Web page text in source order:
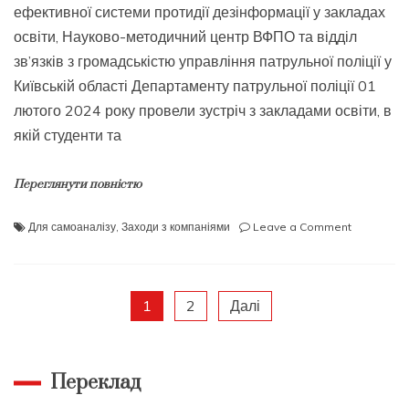
ефективної системи протидії дезінформації у закладах
освіти, Науково-методичний центр ВФПО та відділ
зв’язків з громадськістю управління патрульної поліції у
Київській області Департаменту патрульної поліції 01
лютого 2024 року провели зустріч з закладами освіти, в
якій студенти та
Переглянути повністю
Для самоаналізу, Заходи з компаніями Leave a Commenton
Пагінація
записів
1 2 Далі
Переклад